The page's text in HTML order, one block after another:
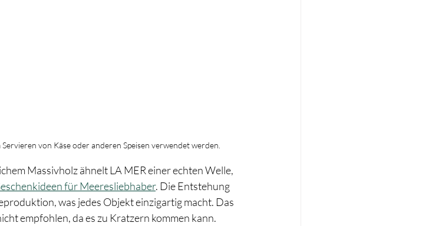
von Käse oder anderen Speisen verwendet werden.
Massivholz ähnelt LA MER einer echten Welle,
für Meeresliebhaber. Die Entstehung
was jedes Objekt einzigartig macht. Das
empfohlen, da es zu Kratzern kommen kann.